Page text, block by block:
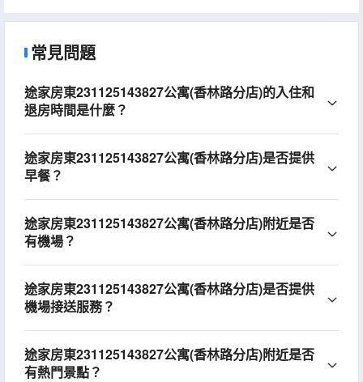
常見問題
途家房東231125143827公寓(香林路分店)的入住和
退房時間是什麼？
途家房東231125143827公寓(香林路分店)是否提供
早餐？
途家房東231125143827公寓(香林路分店)附近是否
有機場？
途家房東231125143827公寓(香林路分店)是否提供
機場接送服務？
途家房東231125143827公寓(香林路分店)附近是否
有熱門景點？